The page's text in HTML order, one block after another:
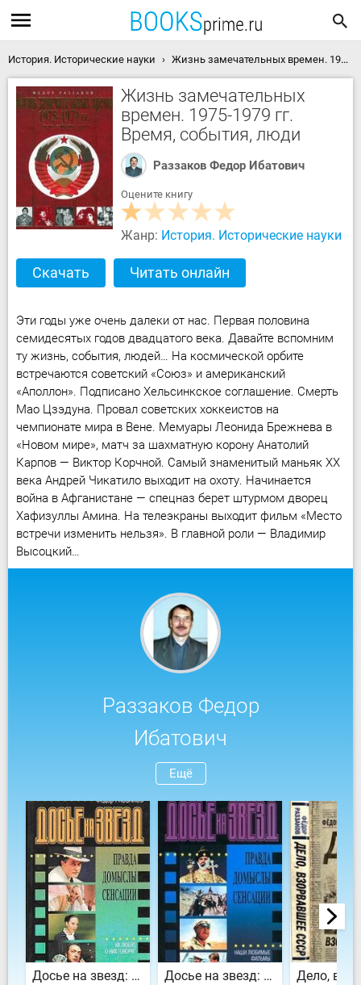
История. Исторические науки Жизнь замечательных времен. 1975-1979 гг. Время, события, люди скачать книгу
Жизнь замечательных
времен. 1975-1979 гг.
Время, события, люди
Раззаков Федор Ибатович
Оцените книгу
Жанр: История. Исторические науки
Скачать Читать онлайн
Эти годы уже очень далеки от нас. Первая половина
семидесятых годов двадцатого века. Давайте вспомним
ту жизнь, события, людей… На космической орбите
встречаются советский «Союз» и американский
«Аполлон». Подписано Хельсинкское соглашение. Смерть
Мао Цзэдуна. Провал советских хоккеистов на
чемпионате мира в Вене. Мемуары Леонида Брежнева в
«Новом мире», матч за шахматную корону Анатолий
Карпов — Виктор Корчной. Самый знаменитый маньяк XX
века Андрей Чикатило выходит на охоту. Начинается
война в Афганистане — спецназ берет штурмом дворец
Хафизуллы Амина. На телеэкраны выходит фильм «Место
встречи изменить нельзя». В главной роли — Владимир
Высоцкий…
Раззаков Федор
Ибатович
Ещё
Досье на звезд: правда, домыслы, сенсации. Их любят, о них говорят Досье на звезд: правда, домыслы, сенсации. Наши любимые фильмы